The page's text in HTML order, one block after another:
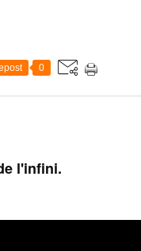
0
l'infini.